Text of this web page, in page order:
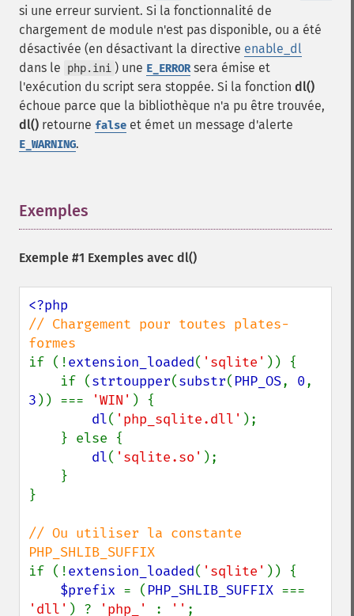
si une erreur survient. Si la fonctionnalité de
chargement de module n'est pas disponible, ou a été
désactivée (en désactivant la directive enable_dl
dans le
php.ini ) une E_ERRORsera émise et
l'exécution du script sera stoppée. Si la fonction dl()
échoue parce que la bibliothèque n'a pu être trouvée,
dl() retourne false et émet un message d'alerte
E_WARNING.
Exemples
Exemple #1 Exemples avec dl()
// Chargement pour toutes plates-
if (!extension_loaded( 'sqlite' )) {
    if (
strtoupper(substr( PHP_OS, 0
3 )) === 'WIN' ) {
dl( 'php_sqlite.dll' );
dl( 'sqlite.so' );
}
// Ou utiliser la constante
if (!extension_loaded( 'sqlite' )) {
$prefix = ( PHP_SHLIB_SUFFIX
'dll' ) ? 'php_' : '' ;